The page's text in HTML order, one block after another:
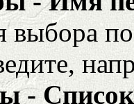
выбора
- Список